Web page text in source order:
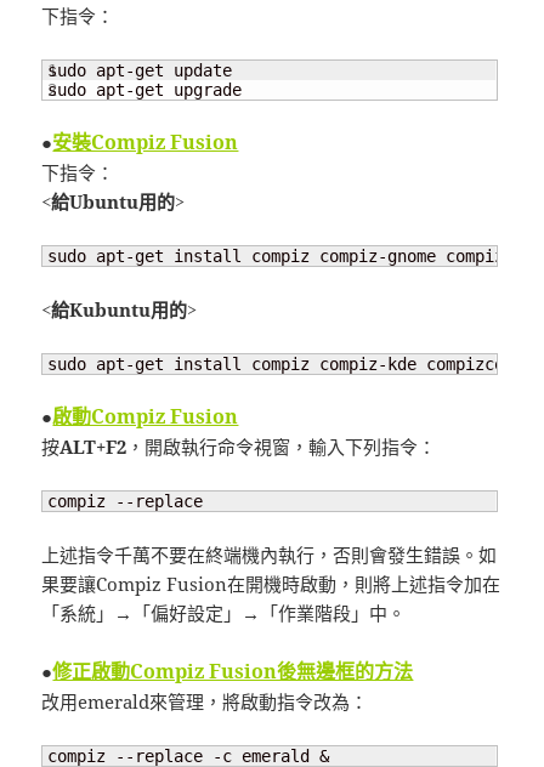
下指令：
1
sudo apt-get update
sudo apt-get upgrade
●安裝Compiz Fusion
下指令：
<給Ubuntu用的>
sudo apt-get install compiz compiz-gnome
<給Kubuntu用的>
sudo apt-get install compiz compiz-kde
●啟動Compiz Fusion
按ALT+F2 ，開啟執行命令視窗，輸入下列指令：
compiz --replace
上述指令千萬不要在終端機內執行，否則會發生錯誤。如
果要讓Compiz Fusion在開機時啟動，則將上述指令加在
「系統」→「偏好設定」→「作業階段」中。
●修正啟動Compiz Fusion後無邊框的方法
改用emerald來管理，將啟動指令改為：
compiz --replace -c emerald &